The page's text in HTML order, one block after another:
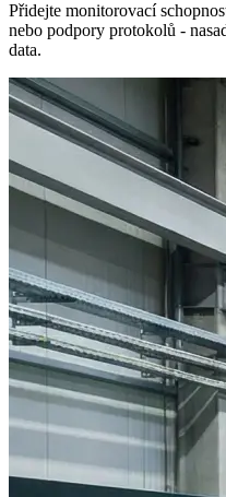
Přidejte monitorovací
nebo podpory protokolů -
data.